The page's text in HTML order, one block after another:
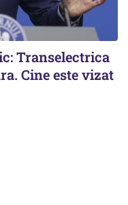
Transelectrica
Cine este vizat